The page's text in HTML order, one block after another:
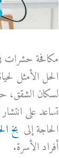
مكافحة
الحل الأمثل
لسكان الشقق،
تساعد على
الحاجة إلى بخ
أفراد الأسرة.